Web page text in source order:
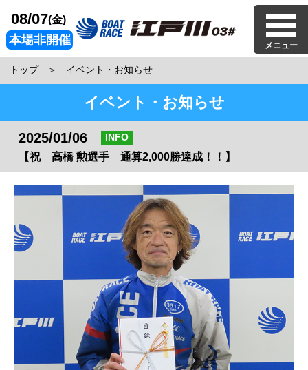
08/07(金)
本場非開催 メニュー
トップ イベント・お知らせ
イベント・お知らせ
2025/01/06 INFO
【祝 高橋 勲選手 通算2,000勝達成！！】